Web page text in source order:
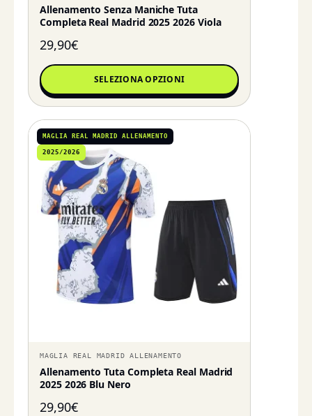
Allenamento Senza Maniche Tuta
Completa Real Madrid 2025 2026 Viola
29,90€
SELEZIONA OPZIONI
MAGLIA REAL MADRID ALLENAMENTO
2025/2026
MAGLIA REAL MADRID ALLENAMENTO
Allenamento Tuta Completa Real Madrid
2025 2026 Blu Nero
29,90€